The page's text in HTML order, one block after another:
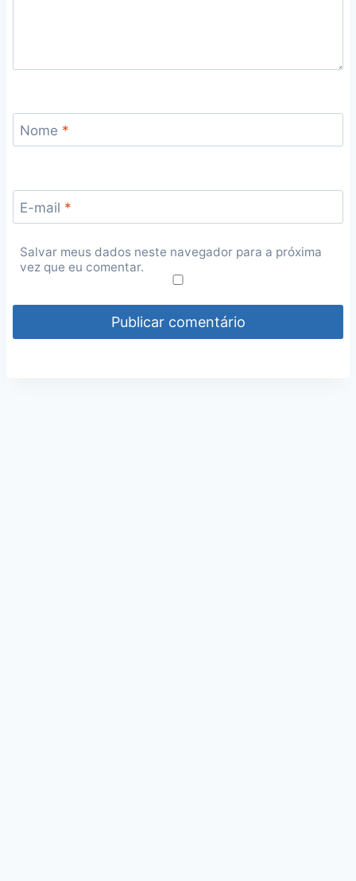
Nome *
E-mail *
Salvar meus dados neste navegador para a próxima
vez que eu comentar.